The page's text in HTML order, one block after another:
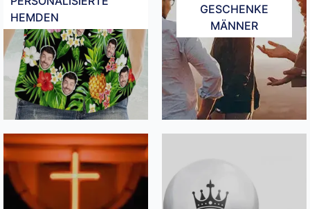
HEMDEN
GESCHENKE
MÄNNER​